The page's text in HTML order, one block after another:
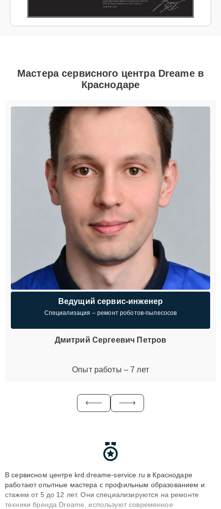
Мастера сервисного центра Dreame в
Краснодаре
Ведущий сервис-инженер
Специализация – ремонт роботов-пылесосов
Дмитрий Сергеевич Петров
Опыт работы – 7 лет
В сервисном центре krd.dreame-service.ru в Краснодаре
работают опытные мастера с профильным образованием и
стажем от 5 до 12 лет. Они специализируются на ремонте
техники бренда Dreame, используют современное